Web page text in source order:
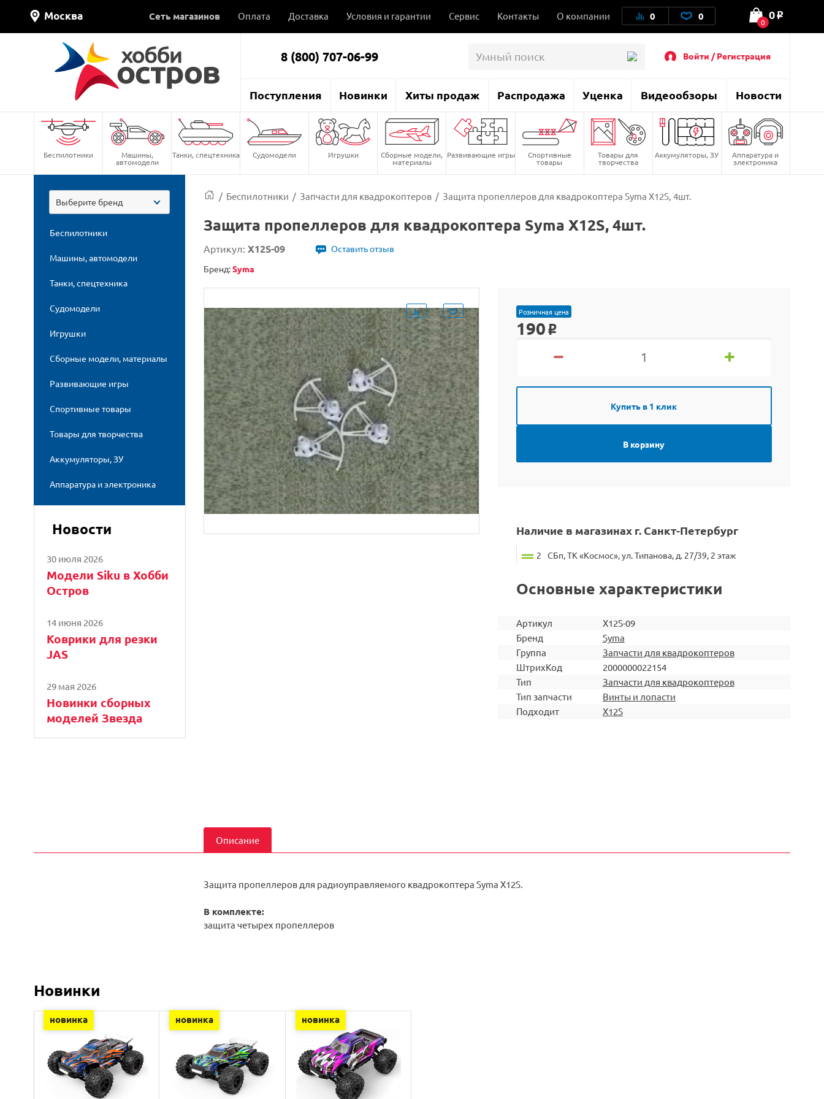
Москва Сеть магазинов Оплата Доставка Условия и гарантии Сервис Контакты О компании 0 0 0
0 o
8 (800) 707-06-99 Войти / Регистрация
Поступления Новинки Хиты продаж Распродажа Уценка Видеообзоры Новости
Беспилотники Машины,
автомодели
Танки, спецтехника Судомодели Игрушки Сборные модели,
материалы
Развивающие игры Спортивные
товары
Товары для
творчества
Аккумуляторы, ЗУ Аппаратура и
электроника
Выберите бренд
Беспилотники
Машины, автомодели
Танки, спецтехника
Судомодели
Игрушки
Сборные модели, материалы
Развивающие игры
Спортивные товары
Товары для творчества
Аккумуляторы, ЗУ
Аппаратура и электроника
Новости
30 июля 2026
Модели Siku в Хобби
Остров
14 июня 2026
Коврики для резки
JAS
29 мая 2026
Новинки сборных
моделей Звезда
/ Беспилотники / Запчасти для квадрокоптеров / Защита пропеллеров для квадрокоптера Syma X12S, 4шт.
Защита пропеллеров для квадрокоптера Syma X12S, 4шт.
Артикул: X12S-09
Оставить отзыв
Бренд:Syma
Розничная цена
190 o
Купить в 1 клик
В корзину
Наличие в магазинах г. Санкт-Петербург
2 СБп, ТК «Космос», ул. Типанова, д. 27/39, 2 этаж
Основные характеристики
Артикул
X12S-09
Бренд
Syma
Группа
Запчасти для квадрокоптеров
ШтрихКод
2000000022154
Тип
Запчасти для квадрокоптеров
Тип запчасти
Винты и лопасти
Подходит
X12S
Описание
Защита пропеллеров для радиоуправляемого квадрокоптера Syma X12S.
В комплекте:
защита четырех пропеллеров
Новинки
новинка новинка новинка